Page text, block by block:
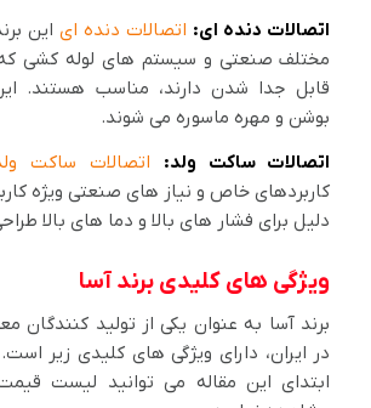
اتصالات دنده ای: اتصالات دنده ایاین
مختلف صنعتی و سیستم های لوله کشی که
قابل جدا شدن دارند، مناسب هستند.
بوشن و مهره ماسوره می شوند.
اتصالات ساکت ولد:
اتصالات ساکت
کاربردهای خاص و نیاز های صنعتی ویژه
دلیل برای فشار های بالا و دما های بالا
ویژگی های کلیدی برند آسا
برند آسا به عنوان یکی از تولید کنندگان
در ایران، دارای ویژگی های کلیدی زیر
ابتدای این مقاله می توانید لیست